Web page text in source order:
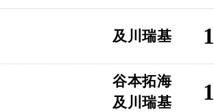
1
及川瑞基
1
谷本拓海
及川瑞基